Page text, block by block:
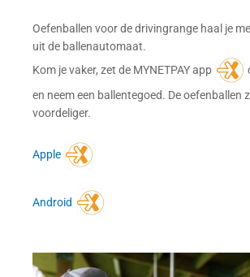
Oefenballen voor de drivingrange haal je
uit de ballenautomaat.
Kom je vaker, zet de MYNETPAY app
en neem een ballentegoed. De oefenballen
voordeliger.
Apple
Android